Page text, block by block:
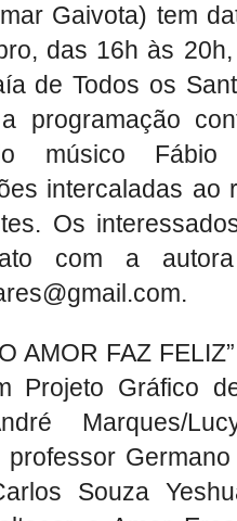
Gaivota) tem
das 16h às
de Todos os
programação
músico
intercaladas ao
Os
com a
.
AMOR FAZ
Projeto Gráfico
Marques/
professor
Souza